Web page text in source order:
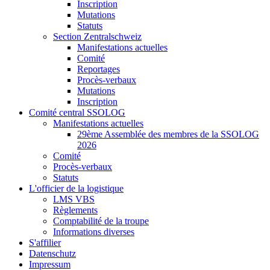
Inscription
Mutations
Statuts
Section Zentralschweiz
Manifestations actuelles
Comité
Reportages
Procès-verbaux
Mutations
Inscription
Comité central SSOLOG
Manifestations actuelles
29ème Assemblée des membres de la SSOLOG
2026
Comité
Procès-verbaux
Statuts
L'officier de la logistique
LMS VBS
Règlements
Comptabilité de la troupe
Informations diverses
S'affilier
Datenschutz
Impressum